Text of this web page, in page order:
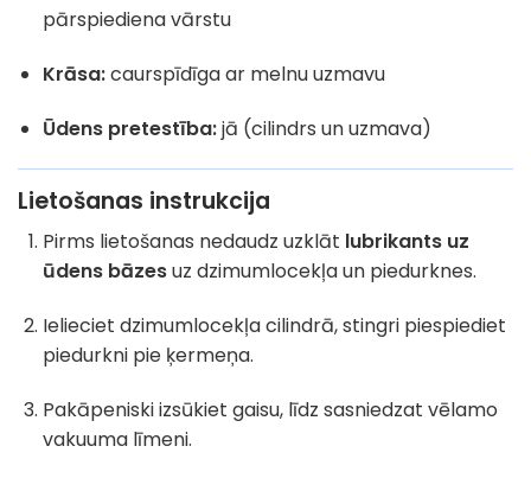
pārspiediena vārstu
Krāsa:caurspīdīga ar melnu uzmavu
Ūdens pretestība:jā (cilindrs un uzmava)
Lietošanas instrukcija
Pirms lietošanas nedaudz uzklāt lubrikants uz
ūdens bāzesuz dzimumlocekļa un piedurknes.
Ielieciet dzimumlocekļa cilindrā, stingri piespiediet
piedurkni pie ķermeņa.
Pakāpeniski izsūkiet gaisu, līdz sasniedzat vēlamo
vakuuma līmeni.